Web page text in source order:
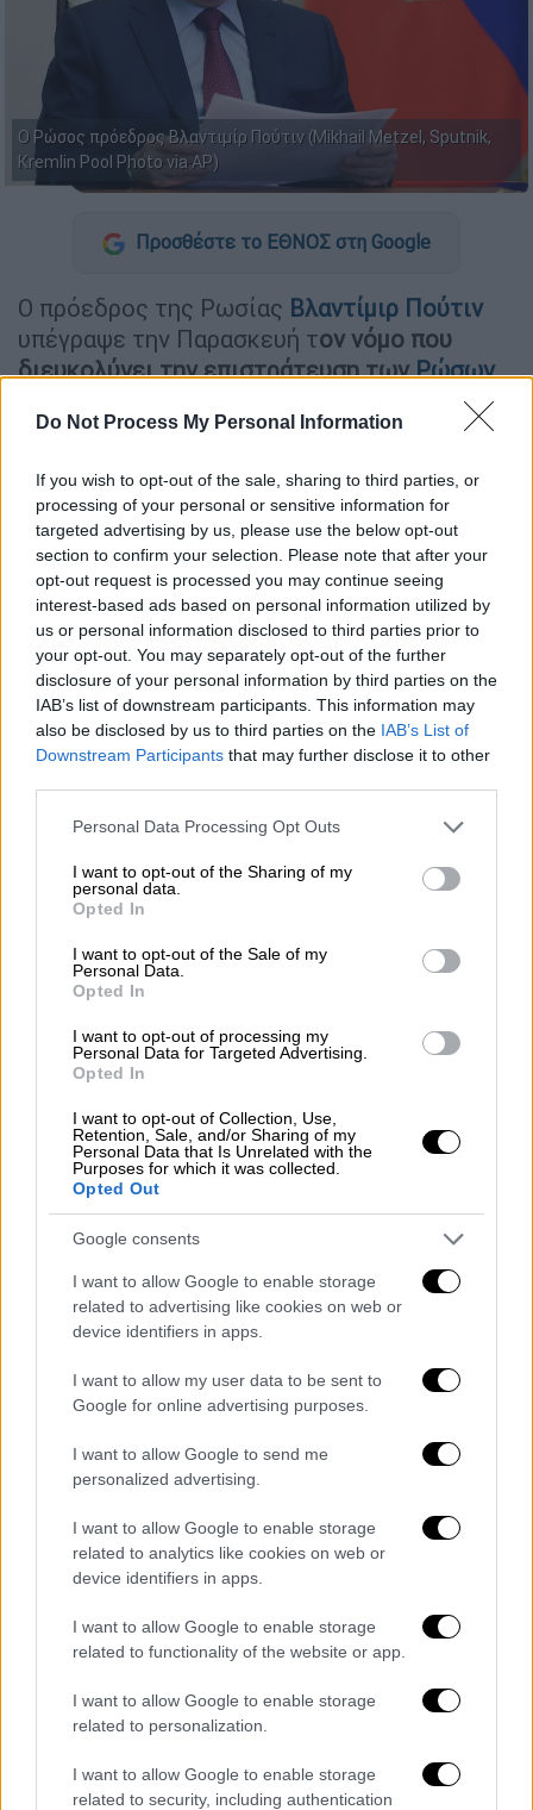
Do Not Process My Personal Information
If you wish to opt-out of the sale, sharing to third parties, or
processing of your personal or sensitive information for
targeted advertising by us, please use the below opt-out
section to confirm your selection. Please note that after your
opt-out request is processed you may continue seeing
interest-based ads based on personal information utilized by
us or personal information disclosed to third parties prior to
your opt-out. You may separately opt-out of the further
disclosure of your personal information by third parties on the
IAB’s list of downstream participants. This information may
also be disclosed by us to third parties on the IAB’s List of
Downstream Participants that may further disclose it to other
Please note that this website/app uses one or more Google
not limited to your visit or usage behaviour. You may click to
grant or deny consent to Google and its third-party tags to
use your data for below specified purposes in below Google
consent section.
Personal Data Processing Opt Outs
I want to opt-out of the Sharing of my
personal data.
Opted In
I want to opt-out of the Sale of my
Personal Data.
Opted In
I want to opt-out of processing my
Personal Data for Targeted Advertising.
Opted In
I want to opt-out of Collection, Use,
Retention, Sale, and/or Sharing of my
Personal Data that Is Unrelated with the
Purposes for which it was collected.
Opted Out
Google consents
I want to allow Google to enable storage
related to advertising like cookies on web or
device identifiers in apps.
I want to allow my user data to be sent to
Google for online advertising purposes.
I want to allow Google to send me
personalized advertising.
I want to allow Google to enable storage
related to analytics like cookies on web or
device identifiers in apps.
I want to allow Google to enable storage
related to functionality of the website or app.
I want to allow Google to enable storage
related to personalization.
I want to allow Google to enable storage
related to security, including authentication
Ο Ρώσος πρόεδρος Βλαντιμίρ Πούτιν (Mikhail Metzel, Sputnik,
Kremlin Pool Photo via AP)
Προσθέστε το ΕΘΝΟΣ στη Google
Ο πρόεδρος της Ρωσίας Βλαντίμιρ Πούτιν
υπέγραψε την Παρασκευή τον νόμο που
διευκολύνει την επιστράτευση τωνΡώσων
στις μονάδες του στρατού, ένα νομοσχέδιο
που επικυρώθηκε μέσα σε δύο ημέρες από
ρωσικού κοινοβουλίου, σύμφωνα με τα
ρωσικά πρακτορεία ειδήσεων.
Βάσει του νέου νόμου, έναςέφεδρος θα
μπορεί στο εξής να επιστρατευτείμέσω
μιας διαδικτυακής πύλης των ρωσικών
δημόσιων υπηρεσιών ή ακόμη εάν η εντολή
παραδοθεί σε έναν τρίτο.
Έως σήμερα, οι κλητεύσεις έπρεπε
Ο πρόεδρος Βλαντίμρ Πούτιν είχε διατάξει
την επιστράτευση 300.000 εφέδρων τον
Σεπτέμβριο του 2022, η υλοποίηση της
οποίας ήταν συχνά χαοτική.
Η Μόσχα αναφέρει ότι επιστράτευσε
τουλάχιστον 300.000 άνδρες
πέρυσι για να
ενισχύσει την "ειδική στρατιωτική
Παρότι το Κρεμλίνο διαψεύδει ότι θέλει να
ξεκινήσει ένα δεύτερο κύμα, πολλοί στη
Ρωσία ανησυχούν, καθώς ο ουκρανικός
στρατόςπροετοιμάζει μεγάλη αντεπίθεση.
Η αστυνομία έχει το δικαίωμα να διώκει
όσους αντιστέκονται, οι οποίοι κινδυνεύουν
με ποινές φυλάκισης. Η εφορία, τα
πανεπιστήμια και άλλοιδημόσιοι οργανισμοί
θα έχουν καθήκον να παρέχουν τα προσωπικά
στοιχεία των επιστρατεύσιμων.
άρνησηνα παρουσιαστούν στο γραφείο
στρατολόγησης θα στερήσει κατά συνέπεια
από τους Ρώσους τη δυνατότητα να
εργαστούν ως επιχειρηματίες ή
αυτοαπασχολούμενοι, να λάβουν δάνεια ή να
έχουν την κατοικία τους και το αυτοκίνητό
μέτρααυτά αφορούν επίσης Ρώσους που
έχουν εγκαταλείψει τη χώρα τους και
εργάζονται εξ αποστάσεως.